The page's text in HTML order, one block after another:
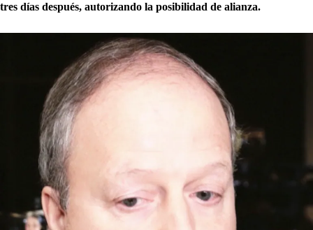
tres días después, autorizando la posibilidad de alianza.